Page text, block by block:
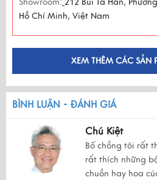
Showroom: 212 Bùi Tá Hán,
Hồ Chí Minh, Việt Nam
XEM THÊM CÁC SẢN
BÌNH LUẬN - ĐÁNH GIÁ
Chú Kiệt
Bố chồng tôi rất
rất thích những
chuồn hay hoa